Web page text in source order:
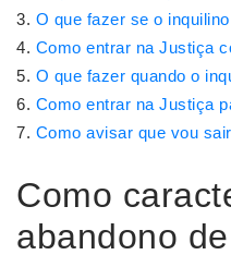
O que fazer se o
Como entrar na Justiça
O que fazer quando o
Como entrar na Justiça
Como avisar que vou
Como
abandono